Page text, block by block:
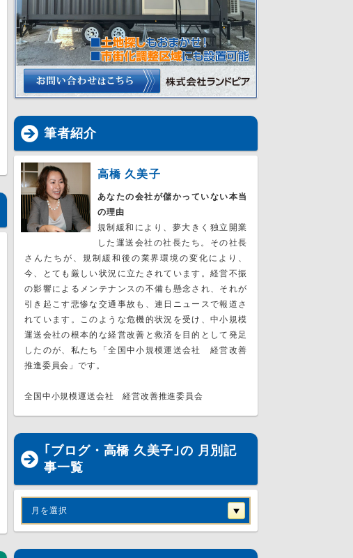
筆者紹介
高橋 久美子
あなたの会社が儲かっていない本当
の理由
規制緩和により、夢大きく独立開業
した運送会社の社長たち。その社長
さんたちが、規制緩和後の業界環境の変化により、
今、とても厳しい状況に立たされています。経営不振
の影響によるメンテナンスの不備も懸念され、それが
引き起こす悲惨な交通事故も、連日ニュースで報道さ
れています。このような危機的状況を受け、中小規模
運送会社の根本的な経営改善と救済を目的として発足
したのが、私たち「全国中小規模運送会社 経営改善
推進委員会」です。
全国中小規模運送会社 経営改善推進委員会
｢ブログ・高橋 久美子｣の 月別記
事一覧
月を選択